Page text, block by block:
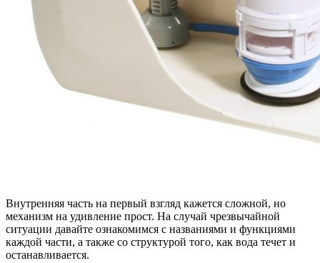
Внутренняя часть на первый взгляд кажется сложной, но
механизм на удивление прост. На случай чрезвычайной
ситуации давайте ознакомимся с названиями и функциями
каждой части, а также со структурой того, как вода течет и
останавливается.